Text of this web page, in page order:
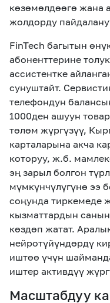
көзөмөлдөөгө жана
жолдорду
FinTech багытын
абоненттерине
ассистентке
сунуштайт.
телефондун
1000ден ашуун
төлөм жүргүзүү,
карталарына акча
которуу, ж.б.
эң зарыл болгон
мүмкүнчүлүгүнө ээ
соңунда тиркемеде
кызматтардын
көздөп жатат.
нейротүйүндөрдү
иштөө үчүн
иштер активдүү
Масштабдуу